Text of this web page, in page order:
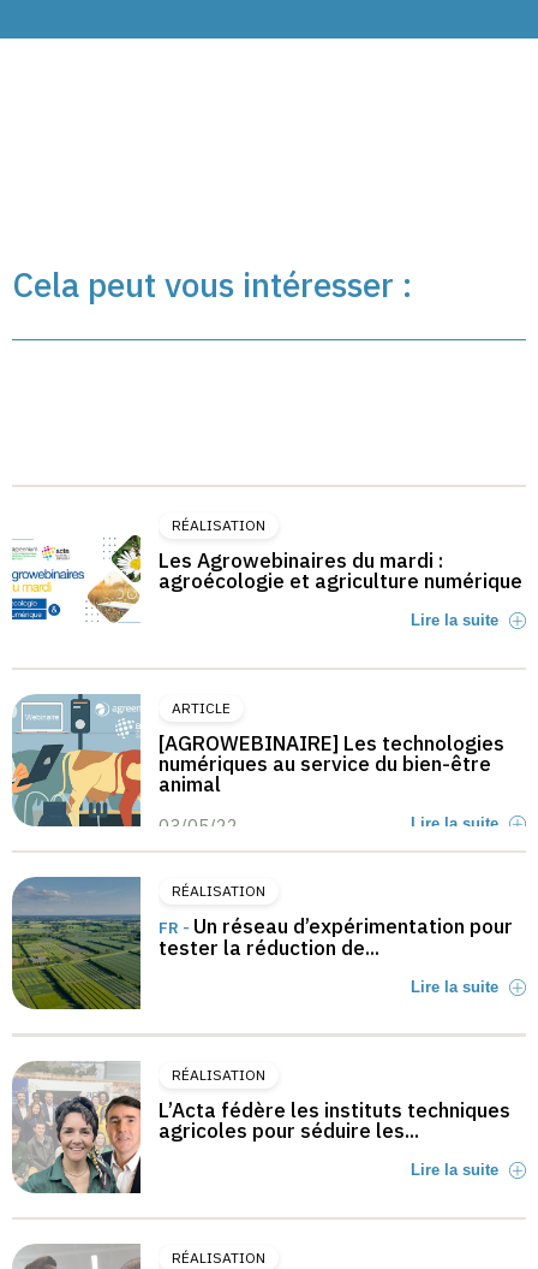
Cela peut vous intéresser :
RÉALISATION
Les Agrowebinaires du mardi :
agroécologie et agriculture numérique
Lire la suite
ARTICLE
[AGROWEBINAIRE] Les technologies
numériques au service du bien-être
animal
03/05/22 Lire la suite
RÉALISATION
FR - Un réseau d’expérimentation pour
tester la réduction de...
Lire la suite
RÉALISATION
L’Acta fédère les instituts techniques
agricoles pour séduire les...
Lire la suite
RÉALISATION